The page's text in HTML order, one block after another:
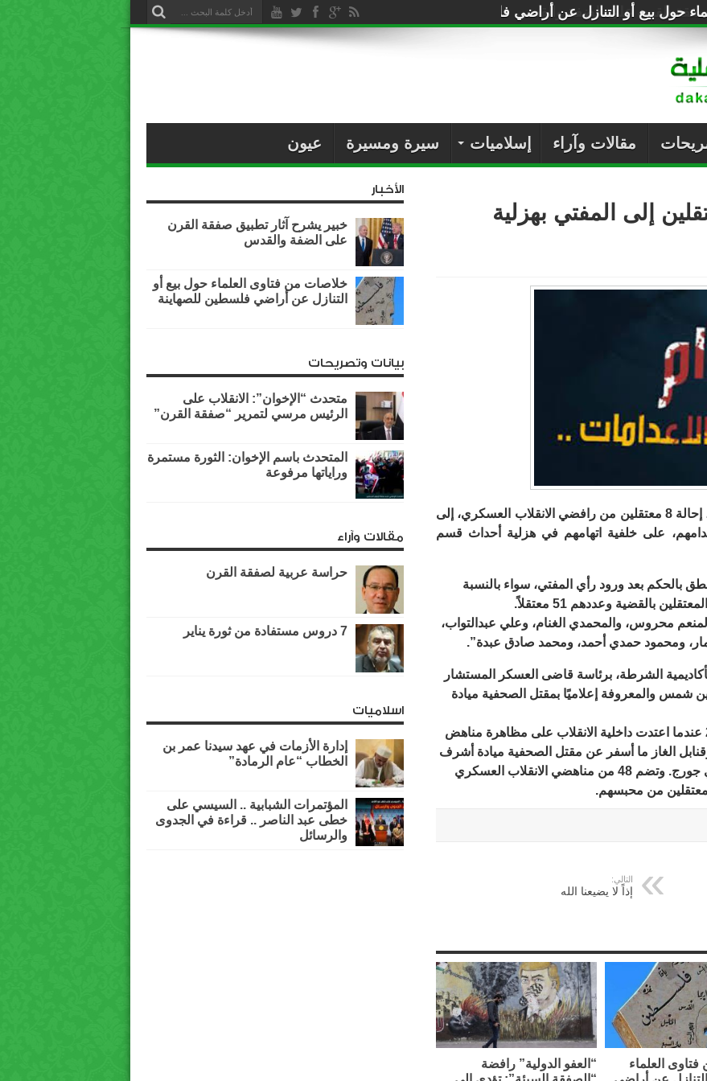
حول بيع أو التنازل عن أراضي فلسطين للصهاينة
مقالات وآراء إسلاميات سيرة ومسيرة عيون
يحيل 8 معتقلين إلى المفتي بهزلية
قررت محكمة جنايات القاهرة، اليوم السبت، إحالة 8 معتقلين من رافضي الانقلاب العسكري، إلى
على خلفية اتهامهم في هزلية أحداث قسم
المقبل، للنطق بالحكم بعد ورود رأي المفتي، سواء بالنسبة
بالقضية وعددهم 51 معتقلاً.
محروس، والمحمدي الغنام، وعلي عبدالتواب،
ومحمود حمدي أحمد، ومحمد صادق عبدة”.
الشرطة، برئاسة قاضى العسكر المستشار
والمعروفة إعلاميًا بمقتل الصحفية ميادة
و تعود القضية الهزلية لتاريخ 28 مارس 2014 عندما اعتدت داخلية الانقلاب على مظاهرة مناهض
الغاز ما أسفر عن مقتل الصحفية ميادة أشرف
والطفل شريف عبد الرؤوف والمواطنة ماري جورج. وتضم 48 من مناهضي الانقلاب العسكري
من محبسهم.
التالي:
إذاً لا يضيعنا الله
العلماء
“العفو الدولية” رافضة
الأخبار
خبير يشرح آثار تطبيق صفقة القرن
على الضفة والقدس
خلاصات من فتاوى العلماء حول بيع أو
التنازل عن أراضي فلسطين للصهاينة
بيانات وتصريحات
متحدث “الإخوان”: الانقلاب على
الرئيس مرسي لتمرير “صفقة القرن”
المتحدث باسم الإخوان: الثورة مستمرة
وراياتها مرفوعة
مقالات وآراء
حراسة عربية لصفقة القرن
7 دروس مستفادة من ثورة يناير
اسلاميات
إدارة الأزمات في عهد سيدنا عمر بن
الخطاب “عام الرمادة”
المؤتمرات الشبابية .. السيسي على
خطى عبد الناصر .. قراءة في الجدوى
والرسائل